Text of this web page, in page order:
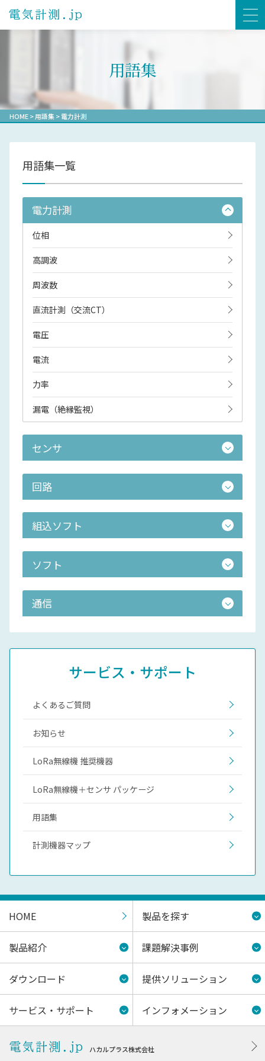
用語集
HOME>用語集>電力計測
用語集一覧
電力計測
位相
高調波
周波数
直流計測（交流CT）
電圧
電流
力率
漏電（絶縁監視）
センサ
回路
組込ソフト
ソフト
通信
サービス・サポート
よくあるご質問
お知らせ
LoRa無線機 推奨機器
LoRa無線機＋センサ パッケージ
用語集
計測機器マップ
HOME 製品を探す
製品紹介 課題解決事例
ダウンロード 提供ソリューション
サービス・サポート インフォメーション
ハカルプラス株式会社